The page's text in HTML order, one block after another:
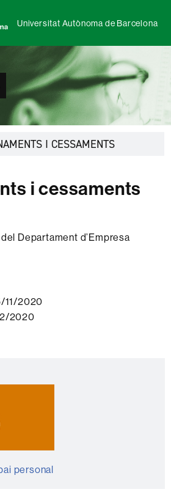
Universitat Autònoma de Barcelona
I CESSAMENTS
i cessaments
Departament d’Empresa
11/2020
2020
personal